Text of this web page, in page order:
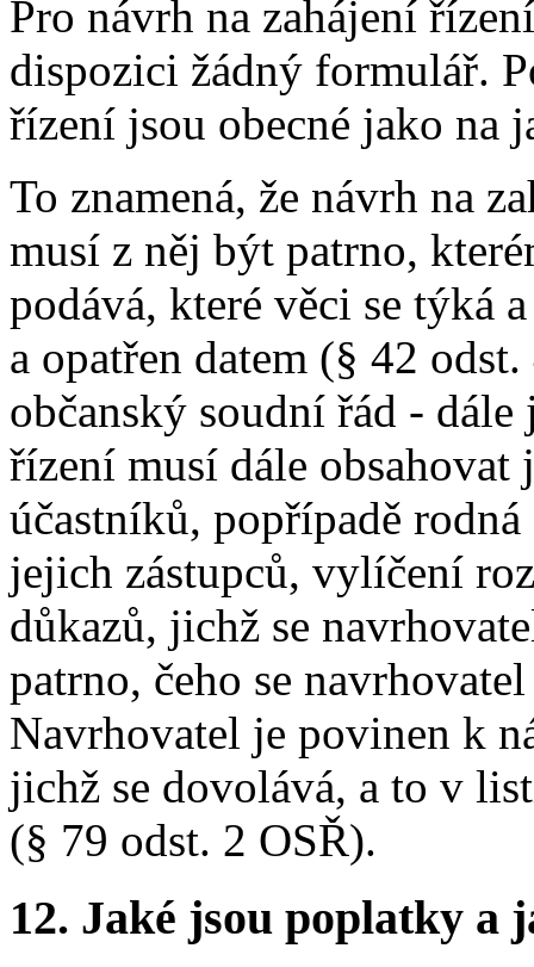
Pro návrh na zahájení
dispozici žádný formulář.
řízení jsou obecné jako na
To znamená, že návrh na
musí z něj být patrno,
podává, které věci se týká
a opatřen datem (§ 42
občanský soudní řád -
řízení musí dále
účastníků, popřípadě
jejich zástupců, vylíčení
důkazů, jichž se
patrno, čeho se
Navrhovatel je povinen k
jichž se dovolává, a to v
(§ 79 odst. 2 OSŘ).
12. Jaké jsou poplatky a